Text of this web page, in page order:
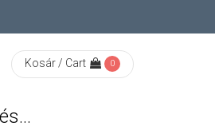
Kosár / Cart 0